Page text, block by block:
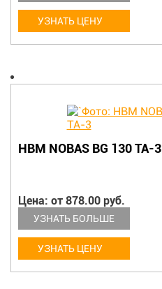
УЗНАТЬ ЦЕНУ
HBM NOBAS BG 130 TA-3
Цена: от 878.00 руб.
УЗНАТЬ БОЛЬШЕ
УЗНАТЬ ЦЕНУ